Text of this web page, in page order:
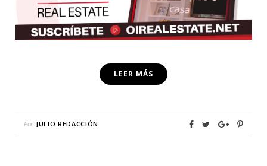
LEER MÁS
Por JULIO REDACCIÓN